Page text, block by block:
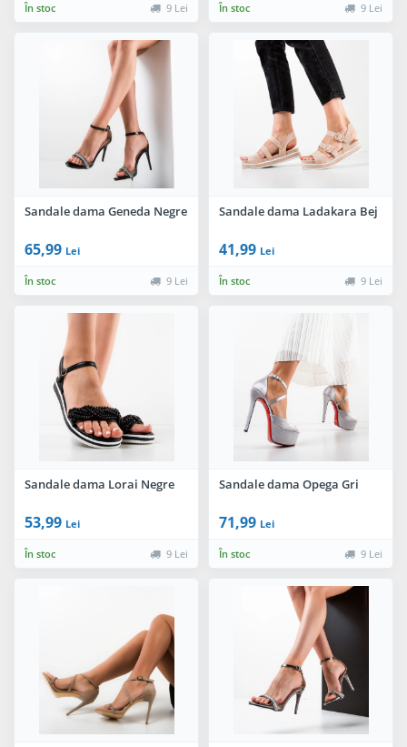
În stoc 9 Lei În stoc 9 Lei
Sandale dama Geneda Negre
65,99 Lei
În stoc 9 Lei
Sandale dama Ladakara Bej
41,99 Lei
În stoc 9 Lei
Sandale dama Lorai Negre
53,99 Lei
În stoc 9 Lei
Sandale dama Opega Gri
71,99 Lei
În stoc 9 Lei